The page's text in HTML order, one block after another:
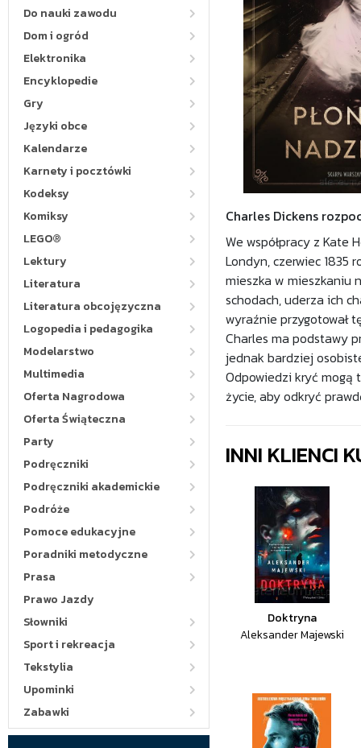
Do nauki zawodu
Dom i ogród
Elektronika
Encyklopedie
Gry
Języki obce
Kalendarze
Karnety i pocztówki
Kodeksy
Komiksy
LEGO®
Lektury
Literatura
Literatura obcojęzyczna
Logopedia i pedagogika
Modelarstwo
Multimedia
Oferta Nagrodowa
Oferta Świąteczna
Party
Podręczniki
Podręczniki akademickie
Podróże
Pomoce edukacyjne
Poradniki metodyczne
Prasa
Prawo Jazdy
Słowniki
Sport i rekreacja
Tekstylia
Upominki
Zabawki
Charles Dickens
We współpracy z Kate
Londyn, czerwiec 1835
mieszka w mieszkaniu
schodach, uderza ich
wyraźnie przygotował
Charles ma podstawy
jednak bardziej
Odpowiedzi kryć mogą
życie, aby odkryć
INNI KLIENCI
Doktryna
Aleksander Majewski